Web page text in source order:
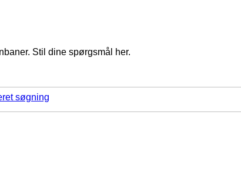
Stil dine spørgsmål her.
søgning